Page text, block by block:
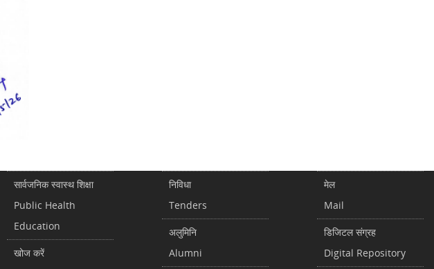
सार्वजनिक स्वास्थ शिक्षा
Public Health
Education
खोज करें
निविधा
Tenders
अलुमिनि
Alumni
मेल
Mail
डिजिटल संग्रह
Digital Repository